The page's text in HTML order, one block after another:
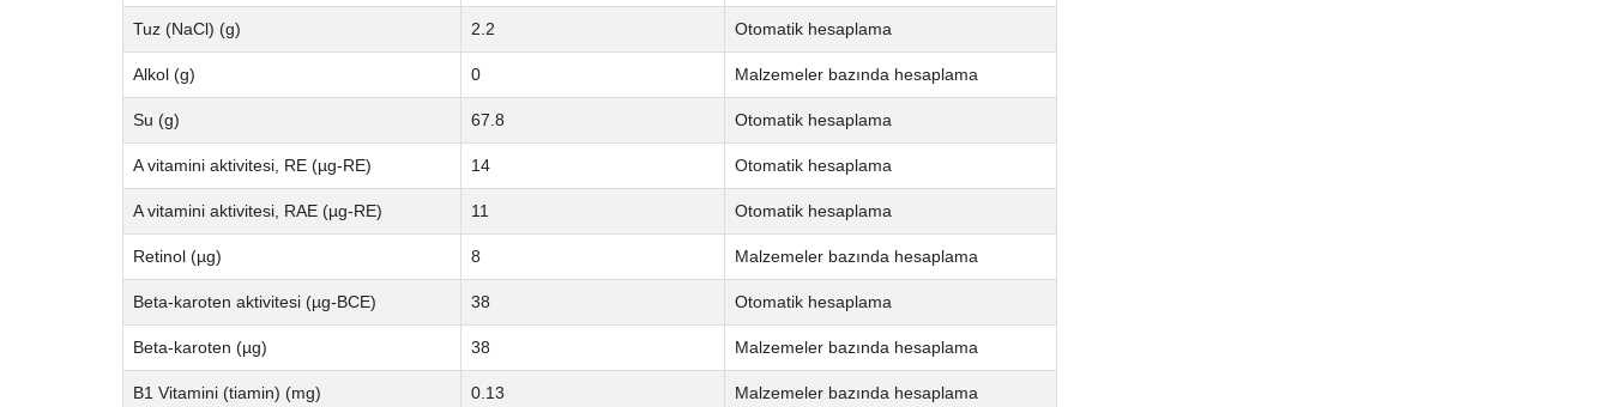
Tuz (NaCl) (g) 2.2 Otomatik hesaplama
Alkol (g) 0 Malzemeler bazında hesaplama
Su (g) 67.8 Otomatik hesaplama
A vitamini aktivitesi, RE (µg-RE) 14 Otomatik hesaplama
A vitamini aktivitesi, RAE (µg-RE) 11 Otomatik hesaplama
Retinol (µg) 8 Malzemeler bazında hesaplama
Beta-karoten aktivitesi (µg-BCE) 38 Otomatik hesaplama
Beta-karoten (µg) 38 Malzemeler bazında hesaplama
B1 Vitamini (tiamin) (mg) 0.13 Malzemeler bazında hesaplama